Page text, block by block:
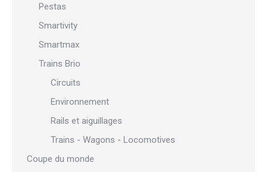
Pestas
Smartivity
Smartmax
Trains Brio
Circuits
Environnement
Rails et aiguillages
Trains - Wagons - Locomotives
Coupe du monde